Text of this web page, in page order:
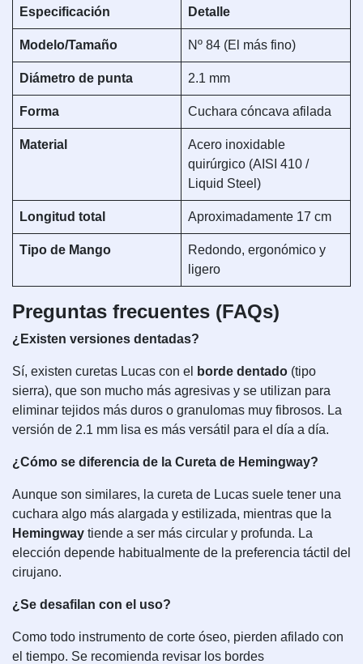
Especificación Detalle
Modelo/Tamaño Nº 84 (El más fino)
Diámetro de punta 2.1 mm
Forma Cuchara cóncava afilada
Material
Acero inoxidable
quirúrgico (AISI 410 /
Liquid Steel)
Longitud total Aproximadamente 17 cm
Tipo de Mango
Redondo, ergonómico y
ligero
Preguntas frecuentes (FAQs)
¿Existen versiones dentadas?
Sí, existen curetas Lucas con el borde dentado (tipo
sierra), que son mucho más agresivas y se utilizan para
eliminar tejidos más duros o granulomas muy fibrosos. La
versión de 2.1 mm lisa es más versátil para el día a día.
¿Cómo se diferencia de la Cureta de Hemingway?
Aunque son similares, la cureta de Lucas suele tener una
cuchara algo más alargada y estilizada, mientras que la
Hemingway tiende a ser más circular y profunda. La
elección depende habitualmente de la preferencia táctil del
cirujano.
¿Se desafilan con el uso?
Como todo instrumento de corte óseo, pierden afilado con
el tiempo. Se recomienda revisar los bordes